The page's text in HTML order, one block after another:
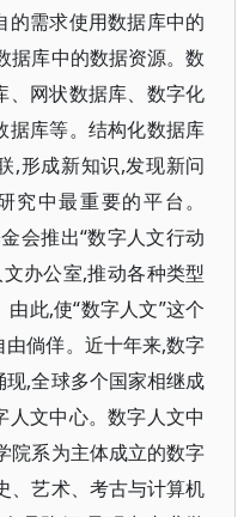
的需求使用数据库中的
据库中的数据资源。数
、网状数据库、数字化
据库等。结构化数据库
,形成新知识,发现新问
中最重要的平台。
会推出“数字人文行动
办公室,推动各种类型
此,使“数字人文”这个
倘佯。近十年来,数字
,全球多个国家相继成
人文中心。数字人文中
院系为主体成立的数字
、艺术、考古与计算机